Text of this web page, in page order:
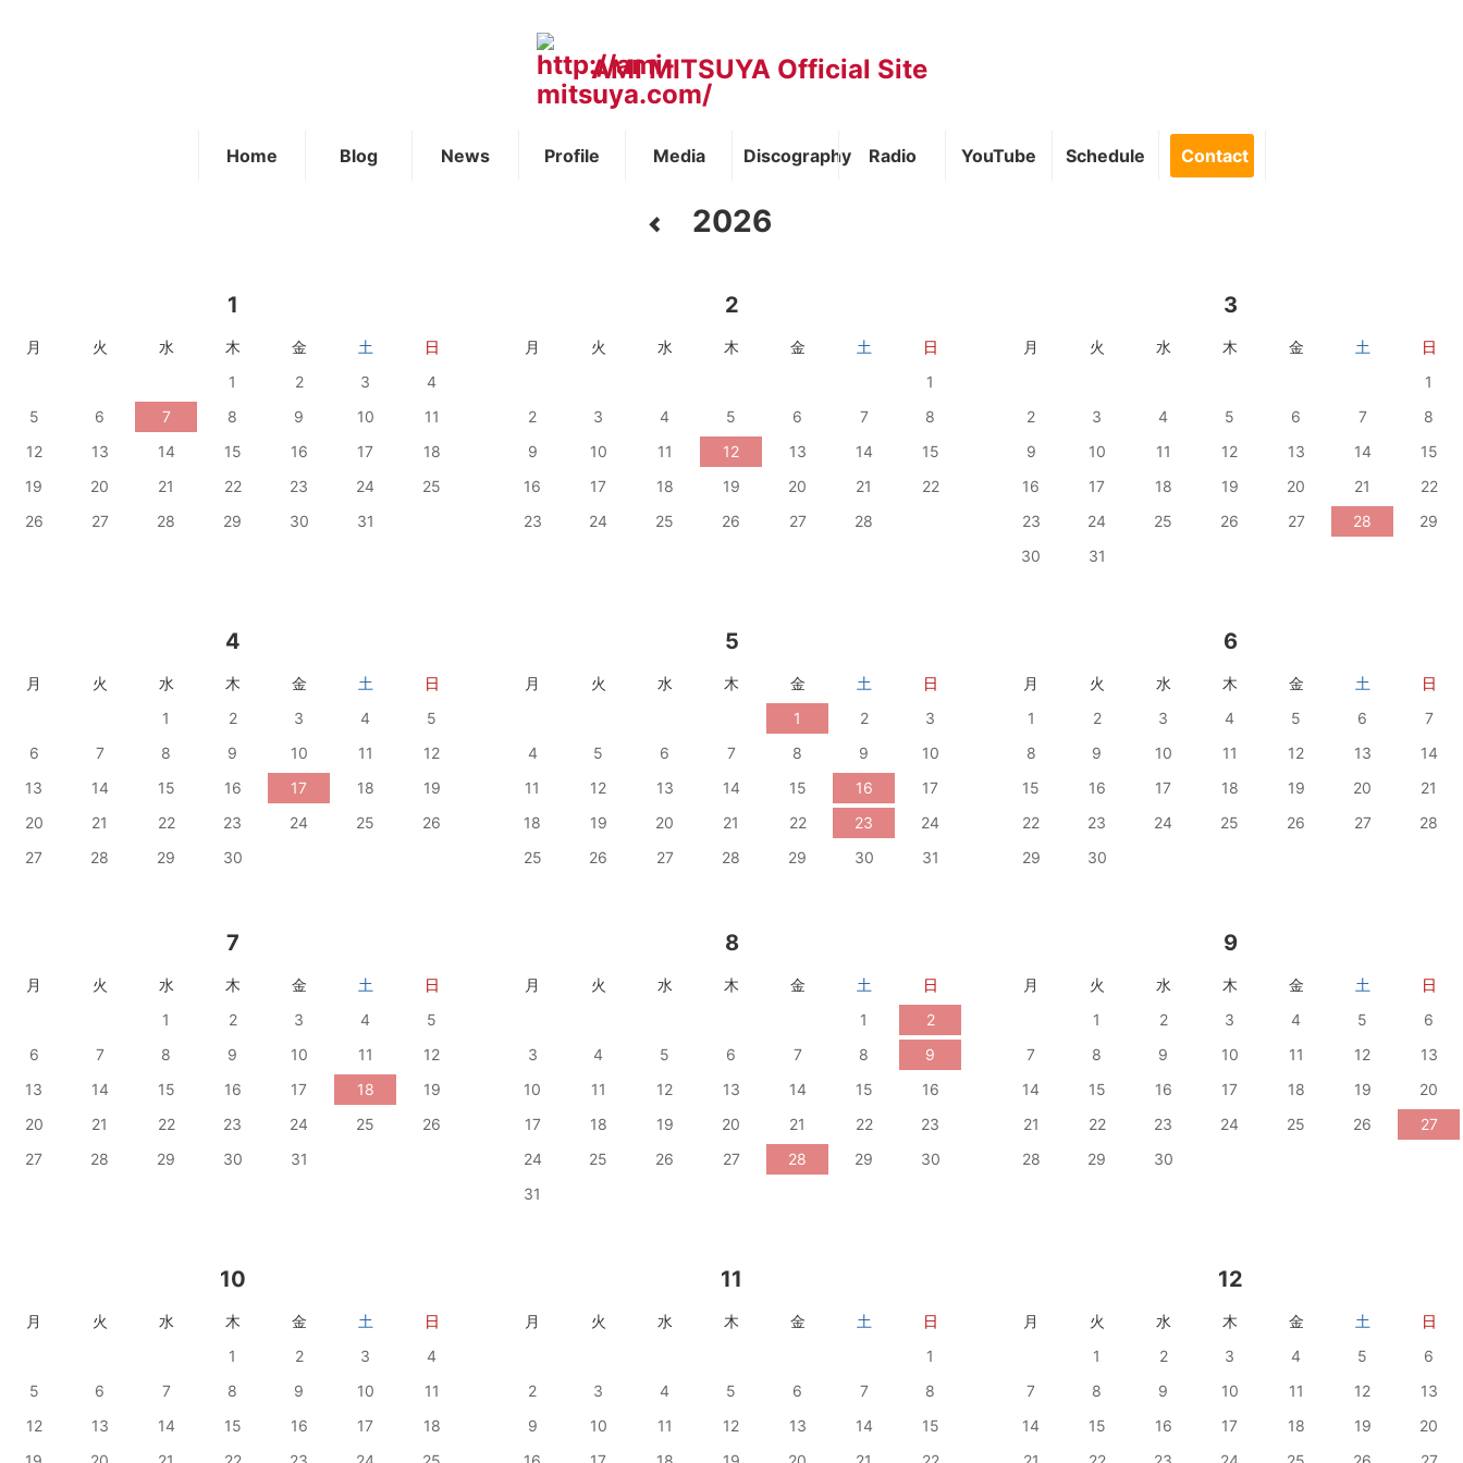
AMI MITSUYA Official Site
Home Blog News Profile Media Discography Radio YouTube Schedule Contact
2026
1
月 火 水 木 金 土
日
1
2 3
4
5
6 7 8 9 10
11
12
13 14 15 16 17
18
19
20 21 22 23 24
25
26
27 28 29 30 31
2
月 火 水 木 金 土
日
1
2
3 4 5 6 7
8
9
10 11 12 13 14
15
16
17 18 19 20 21
22
23
24 25 26 27 28
3
月 火 水 木 金 土
日
1
2
3 4 5 6 7
8
9
10 11 12 13 14
15
16
17 18 19 20 21
22
23
24 25 26 27 28
29
30
31
4
月 火 水 木 金 土
日
1
2 3 4
5
6
7 8 9 10 11
12
13
14 15 16 17 18
19
20
21 22 23 24 25
26
27
28 29 30
5
月 火 水 木 金 土
日
1
2
3
4
5 6 7 8 9
10
11
12 13 14 15 16
17
18
19 20 21 22 23
24
25
26 27 28 29 30 31
6
月 火 水 木 金 土
日
1
2 3 4 5 6
7
8
9 10 11 12 13
14
15
16 17 18 19 20
21
22
23 24 25 26 27
28
29
30
7
月 火 水 木 金 土
日
1
2 3 4
5
6
7 8 9 10 11
12
13
14 15 16 17 18
19
20
21 22 23 24 25
26
27
28 29 30 31
8
月 火 水 木 金 土
日
1
2
3
4 5 6 7 8
9
10
11 12 13 14 15
16
17
18 19 20 21 22
23
24
25 26 27 28 29
30
31
9
月 火 水 木 金 土
日
1
2 3 4 5
6
7
8 9 10 11 12
13
14
15 16 17 18 19
20
21
22 23 24 25 26
27
28
29 30
10
月 火 水 木 金 土
日
1
2 3
4
5
6 7 8 9 10
11
12
13 14 15 16 17
18
11
月 火 水 木 金 土
日
1
2
3 4 5 6 7
8
9
10 11 12 13 14
15
12
月 火 水 木 金 土
日
1
2 3 4 5
6
7
8 9 10 11 12
13
14
15 16 17 18 19
20